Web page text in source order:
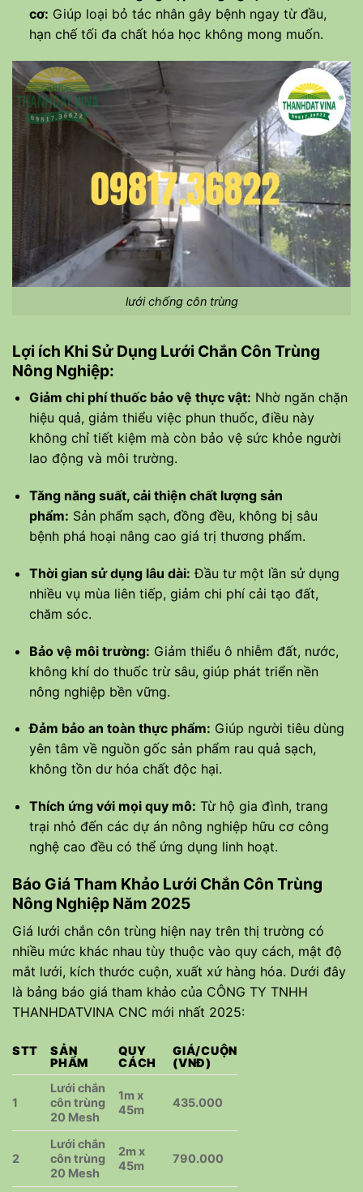
cơ: Giúp loại bỏ tác nhân gây bệnh ngay từ đầu,
hạn chế tối đa chất hóa học không mong muốn.
lưới chống côn trùng
Lợi ích Khi Sử Dụng Lưới Chắn Côn Trùng
Nông Nghiệp:
Giảm chi phí thuốc bảo vệ thực vật: Nhờ ngăn chặn
hiệu quả, giảm thiểu việc phun thuốc, điều này
không chỉ tiết kiệm mà còn bảo vệ sức khỏe người
lao động và môi trường.
Tăng năng suất, cải thiện chất lượng sản
phẩm: Sản phẩm sạch, đồng đều, không bị sâu
bệnh phá hoại nâng cao giá trị thương phẩm.
Thời gian sử dụng lâu dài: Đầu tư một lần sử dụng
nhiều vụ mùa liên tiếp, giảm chi phí cải tạo đất,
chăm sóc.
Bảo vệ môi trường: Giảm thiểu ô nhiễm đất, nước,
không khí do thuốc trừ sâu, giúp phát triển nền
nông nghiệp bền vững.
Đảm bảo an toàn thực phẩm: Giúp người tiêu dùng
yên tâm về nguồn gốc sản phẩm rau quả sạch,
không tồn dư hóa chất độc hại.
Thích ứng với mọi quy mô: Từ hộ gia đình, trang
trại nhỏ đến các dự án nông nghiệp hữu cơ công
nghệ cao đều có thể ứng dụng linh hoạt.
Báo Giá Tham Khảo Lưới Chắn Côn Trùng
Nông Nghiệp Năm 2025
Giá lưới chắn côn trùng hiện nay trên thị trường có
nhiều mức khác nhau tùy thuộc vào quy cách, mật độ
mắt lưới, kích thước cuộn, xuất xứ hàng hóa. Dưới đây
là bảng báo giá tham khảo của CÔNG TY TNHH
THANHDATVINA CNC mới nhất 2025:
STT
SẢN
PHẨM
QUY
CÁCH
GIÁ/CUỘN
(VNĐ)
1
Lưới chắn
côn trùng
20 Mesh
1m x
45m
435.000
2
Lưới chắn
côn trùng
20 Mesh
2m x
45m
790.000